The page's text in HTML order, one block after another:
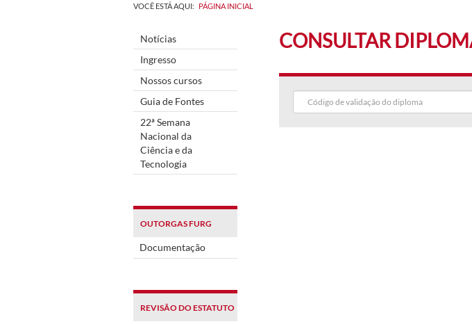
VOCÊ ESTÁ AQUI: PÁGINA INICIAL
Notícias
Ingresso
Nossos cursos
Guia de Fontes
22ª Semana
Nacional da
Ciência e da
Tecnologia
OUTORGAS FURG
Documentação
REVISÃO DO ESTATUTO
CONSULTAR